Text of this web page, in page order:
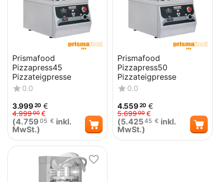
Prismafood
Pizzapress45
Pizzateigpresse
0.0
3.99920 €
4.99900 €
(4.759 05 € inkl.
MwSt.)
Prismafood
Pizzapress50
Pizzateigpresse
0.0
4.55920 €
5.69900 €
(5.42545 € inkl.
MwSt.)